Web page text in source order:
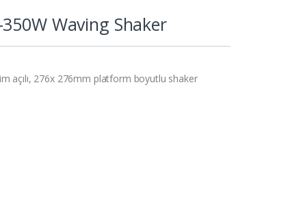
350W Waving Shaker
açılı, 276x 276mm platform boyutlu shaker